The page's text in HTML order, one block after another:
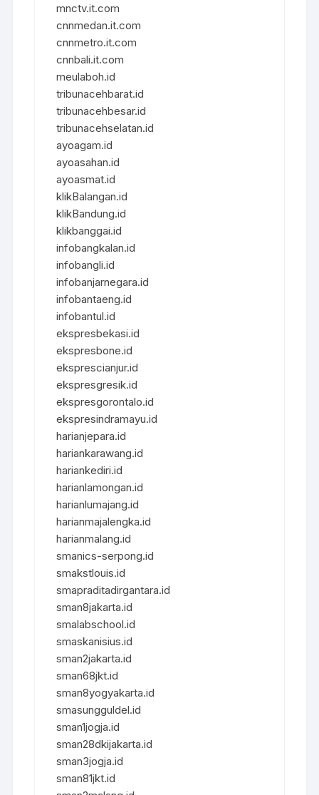
mnctv.it.com
cnnmedan.it.com
cnnmetro.it.com
cnnbali.it.com
meulaboh.id
tribunacehbarat.id
tribunacehbesar.id
tribunacehselatan.id
ayoagam.id
ayoasahan.id
ayoasmat.id
klikBalangan.id
klikBandung.id
klikbanggai.id
infobangkalan.id
infobangli.id
infobanjarnegara.id
infobantaeng.id
infobantul.id
ekspresbekasi.id
ekspresbone.id
eksprescianjur.id
ekspresgresik.id
ekspresgorontalo.id
ekspresindramayu.id
harianjepara.id
hariankarawang.id
hariankediri.id
harianlamongan.id
harianlumajang.id
harianmajalengka.id
harianmalang.id
smanics-serpong.id
smakstlouis.id
smapraditadirgantara.id
sman8jakarta.id
smalabschool.id
smaskanisius.id
sman2jakarta.id
sman68jkt.id
sman8yogyakarta.id
smasungguldel.id
sman1jogja.id
sman28dkijakarta.id
sman3jogja.id
sman81jkt.id